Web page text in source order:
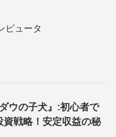
ピュータ
ウの子犬』:初心者で
資戦略！安定収益の秘